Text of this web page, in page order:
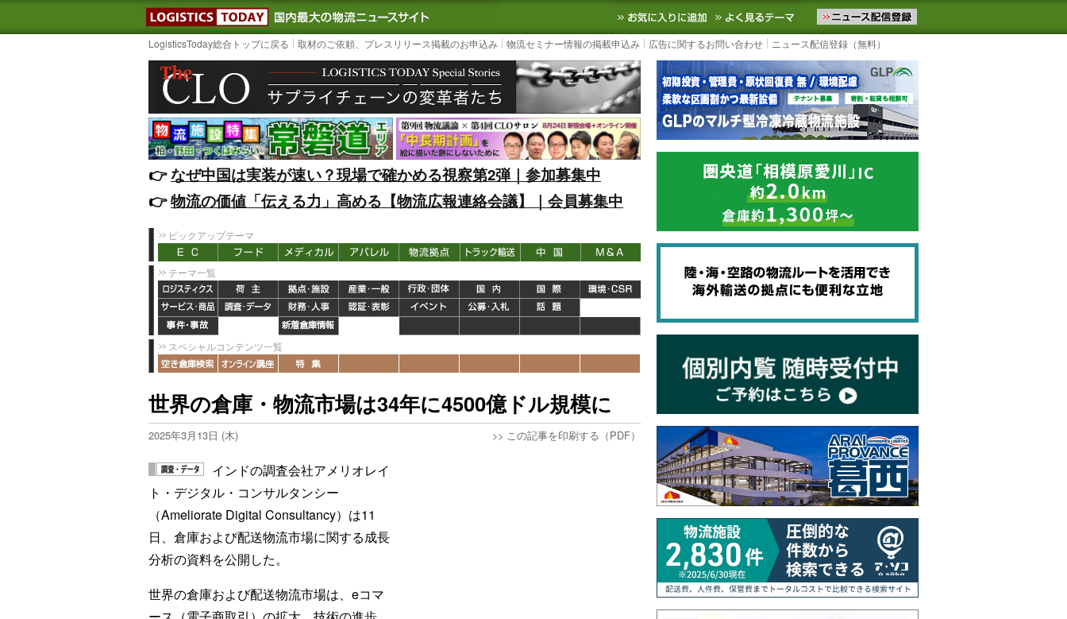
LOGISTICS TODAY｜国内最大の物流ニュースサイト3PL, SCMなど国内外の最新の物流ニュースをお届けします。物流ニュースメール配信を登録す
お気に入りに追加 よく見るテーマ
LogisticsToday総合トップに戻る 取材のご依頼、プレスリリース掲載のお申込み 物流セミナー情報の掲載申込み 広告に関するお問い合わせ ニュース配信登録（無料）
👉️なぜ中国は実装が速い？現場で確かめる視察第2弾｜参加募集中
👉️物流の価値「伝える力」高める【物流広報連絡会議】｜会員募集中
ピックアップテーマ
テーマ一覧
スペシャルコンテンツ一覧
世界の倉庫・物流市場は34年に4500億ドル規模に
2025年3月13日 (木) >> この記事を印刷する（PDF）
インドの調査会社アメリオレイ
ト・デジタル・コンサルタンシー
（Ameliorate Digital Consultancy）は11
日、倉庫および配送物流市場に関する成長
分析の資料を公開した。
世界の倉庫および配送物流市場は、eコマ